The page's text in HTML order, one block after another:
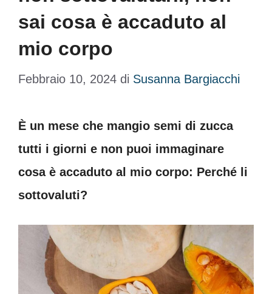
sai cosa è accaduto al
mio corpo
Febbraio 10, 2024 di Susanna Bargiacchi
È un mese che mangio semi di zucca
tutti i giorni e non puoi immaginare
cosa è accaduto al mio corpo: Perché li
sottovaluti?